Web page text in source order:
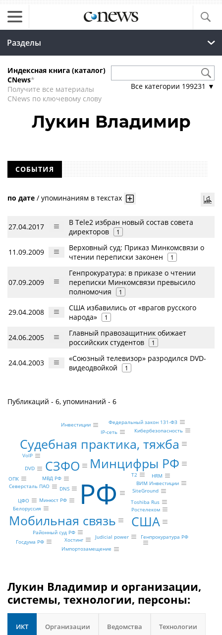
Разделы
Индексная книга (каталог)
CNews*
Получите все материалы
CNews по ключевому слову
Все категории 199231 ▼
Лукин Владимир
СОБЫТИЯ
по дате / упоминаниям в текстах
27.04.2017
В Tele2 избран новый состав совета
директоров
1
11.09.2009
Верховный суд: Приказ Минкомсвязи о
чтении переписки законен
1
07.09.2009
Генпрокуратура: в приказе о чтении
переписки Минкомсвязи превысило
полномочия
1
29.04.2008
США избавились от «врагов русского
народа»
1
24.06.2005
Главный правозащитник обижает
российских студентов
1
24.04.2003
«Союзный телевизор» разродился DVD-
видеодвойкой
1
Публикаций - 6, упоминаний - 6
РФ
Минцифры РФ
Мобильная связь
СЗФО
США
Судебная практика, тяжба
Toshiba Rus
SiteGround
Т2
Ростелеком
ВИМ Инвестиции
Северсталь ПАО
Минюст РФ
Районный суд РФ
Judicial power
Госдума РФ
Генпрокуратура РФ
МВД РФ
Хостинг
Кибербезопасность
Импортозамещение
DNS
HRM
VoIP
DVD
IP-сеть
ЦФО
Белоруссия
ОПК
Федеральный закон 131-ФЗ
Инвестиции
Лукин Владимир и организации,
системы, технологии, персоны:
ИКТ Организации Ведомства Технологии